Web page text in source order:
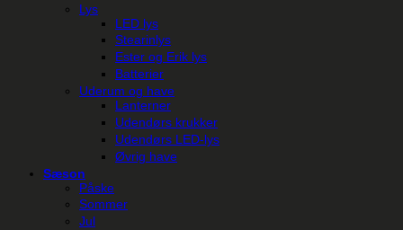
Lys
LED lys
Stearinlys
Ester og Erik lys
Batterier
Uderum og have
Lanterner
Udendørs krukker
Udendørs LED-lys
Øvrig have
Sæson
Påske
Sommer
Jul